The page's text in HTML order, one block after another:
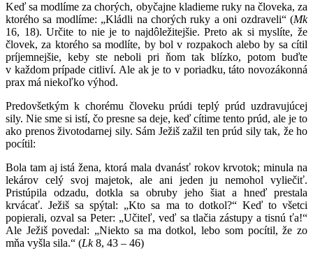
Keď sa modlíme za chorých, obyčajne kladieme ruky na človeka, za
ktorého sa modlíme: „Kládli na chorých ruky a oni ozdraveli“ (Mk
16, 18). Určite to nie je to najdôležitejšie. Preto ak si myslíte, že
človek, za ktorého sa modlíte, by bol v rozpakoch alebo by sa cítil
príjemnejšie, keby ste neboli pri ňom tak blízko, potom buďte
v každom prípade citliví. Ale ak je to v poriadku, táto novozákonná
prax má niekoľko výhod.
Predovšetkým k chorému človeku prúdi teplý prúd uzdravujúcej
sily. Nie sme si istí, čo presne sa deje, keď cítime tento prúd, ale je to
ako prenos životodarnej sily. Sám Ježiš zažil ten prúd sily tak, že ho
pocítil:
Bola tam aj istá žena, ktorá mala dvanásť rokov krvotok; minula na
lekárov celý svoj majetok, ale ani jeden ju nemohol vyliečiť.
Pristúpila odzadu, dotkla sa obruby jeho šiat a hneď prestala
krvácať. Ježiš sa spýtal: „Kto sa ma to dotkol?“ Keď to všetci
popierali, ozval sa Peter: „Učiteľ, veď sa tlačia zástupy a tisnú ťa!“
Ale Ježiš povedal: „Niekto sa ma dotkol, lebo som pocítil, že zo
mňa vyšla sila.“ (Lk8, 43 – 46)